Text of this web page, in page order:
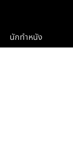
นักทำหนัง